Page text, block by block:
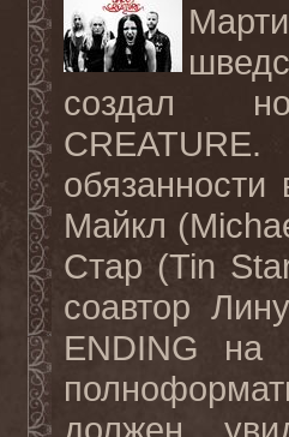
создал
обязанности
Майкл
Стар (Tin
соавтор
ENDING на